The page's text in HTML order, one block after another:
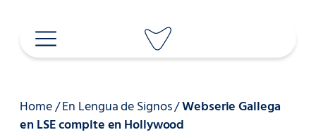
contenido
Home/En Lengua de Signos/Webserie Gallega
en LSE compite en Hollywood